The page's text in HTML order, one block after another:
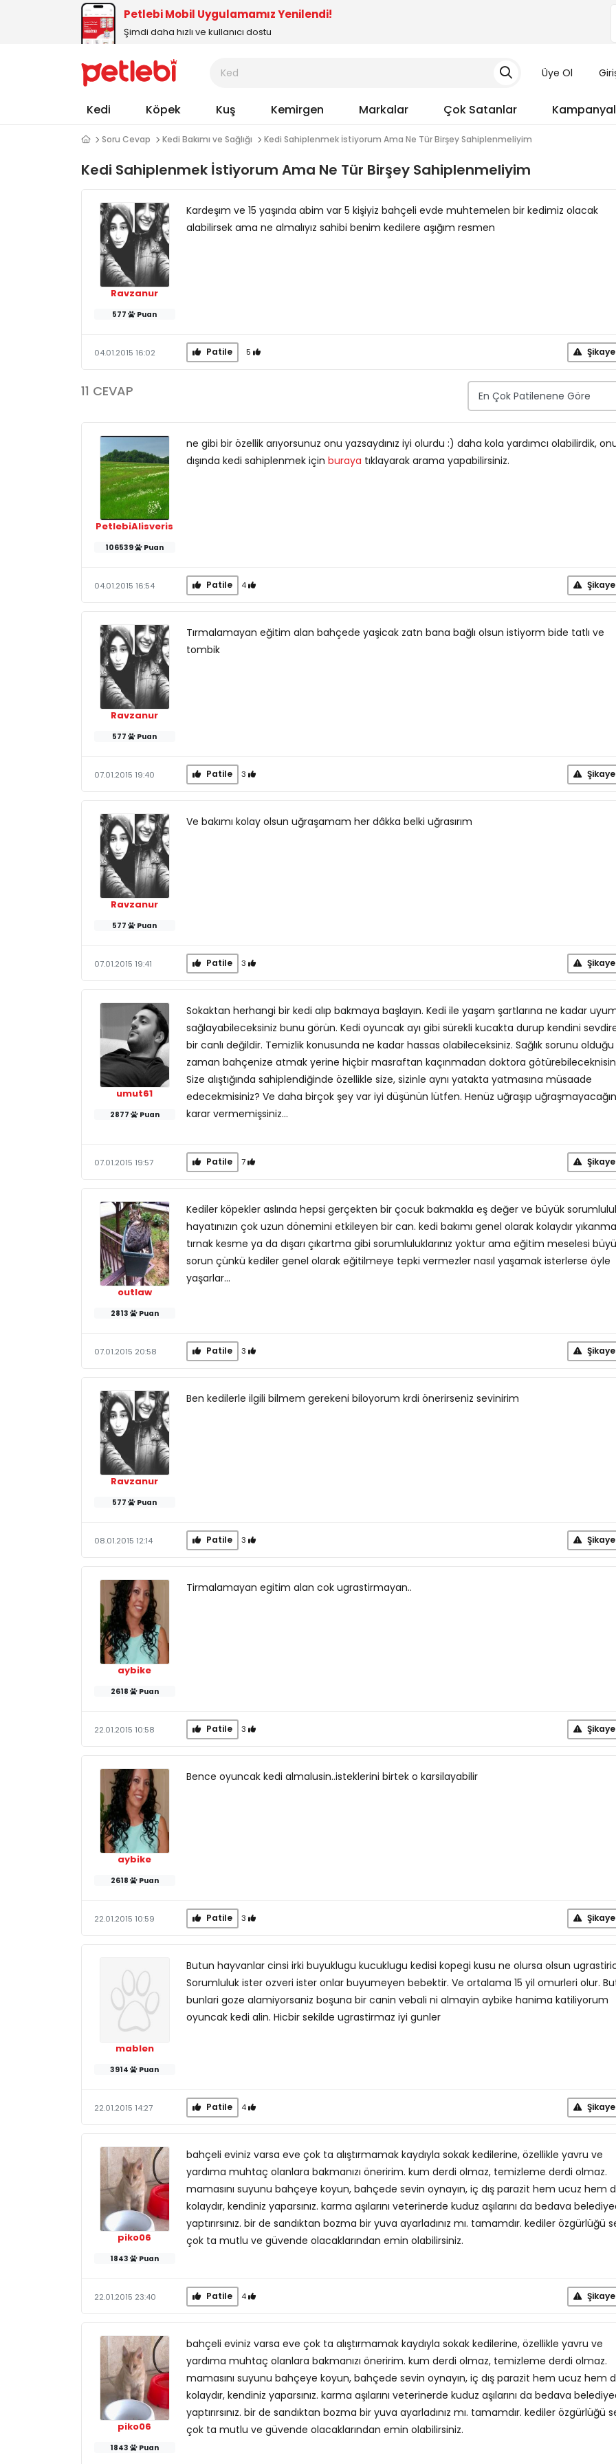
Petlebi Mobil Uygulamamız Yenilendi!
Şimdi daha hızlı ve kullanıcı dostu
Üye Ol
Kedi Köpek Kuş Kemirgen Markalar Çok Satanlar
Soru Cevap Kedi Bakımı ve Sağlığı Kedi Sahiplenmek İstiyorum Ama Ne Tür Birşey Sahiplenmeliyim
Kedi Sahiplenmek İstiyorum Ama Ne Tür Birşey Sahiplenmeliyim
Ravzanur
577 Puan
Kardeşım ve 15 yaşında abim var 5 kişiyiz bahçeli evde muhtemelen bir kedimiz olacak
alabilirsek ama ne almalıyız sahibi benim kedilere aşığım resmen
04.01.2015 16:02 Patile 5
11 CEVAP
PetlebiAlisveris
106539 Puan
ne gibi bir özellik arıyorsunuz onu yazsaydınız iyi olurdu :) daha kola yardımcı olabilirdik,
dışında kedi sahiplenmek için buraya tıklayarak arama yapabilirsiniz.
04.01.2015 16:54 Patile 4
Ravzanur
577 Puan
Tırmalamayan eğitim alan bahçede yaşicak zatn bana bağlı olsun istiyorm bide tatlı ve
tombik
07.01.2015 19:40 Patile 3
Ravzanur
577 Puan
Ve bakımı kolay olsun uğraşamam her dâkka belki uğrasırım
07.01.2015 19:41 Patile 3
umut61
2877 Puan
Sokaktan herhangi bir kedi alıp bakmaya başlayın. Kedi ile yaşam şartlarına ne kadar
sağlayabileceksiniz bunu görün. Kedi oyuncak ayı gibi sürekli kucakta durup kendini
bir canlı değildir. Temizlik konusunda ne kadar hassas olabileceksiniz. Sağlık sorunu olduğu
zaman bahçenize atmak yerine hiçbir masraftan kaçınmadan doktora
Size alıştığında sahiplendiğinde özellikle size, sizinle aynı yatakta yatmasına müsaade
edecekmisiniz? Ve daha birçok şey var iyi düşünün lütfen. Henüz uğraşıp
karar vermemişsiniz...
07.01.2015 19:57 Patile 7
outlaw
2813 Puan
Kediler köpekler aslında hepsi gerçekten bir çocuk bakmakla eş değer ve büyük
hayatınızın çok uzun dönemini etkileyen bir can. kedi bakımı genel olarak kolaydır
tırnak kesme ya da dışarı çıkartma gibi sorumluluklarınız yoktur ama eğitim meselesi
sorun çünkü kediler genel olarak eğitilmeye tepki vermezler nasıl yaşamak isterlerse öyle
yaşarlar...
07.01.2015 20:58 Patile 3
Ravzanur
577 Puan
Ben kedilerle ilgili bilmem gerekeni biloyorum krdi önerirseniz sevinirim
08.01.2015 12:14 Patile 3
aybike
2618 Puan
Tirmalamayan egitim alan cok ugrastirmayan..
22.01.2015 10:58 Patile 3
aybike
2618 Puan
Bence oyuncak kedi almalusin..isteklerini birtek o karsilayabilir
22.01.2015 10:59 Patile 3
mablen
3914 Puan
Butun hayvanlar cinsi irki buyuklugu kucuklugu kedisi kopegi kusu ne olursa olsun
Sorumluluk ister ozveri ister onlar buyumeyen bebektir. Ve ortalama 15 yil omurleri olur.
bunlari goze alamiyorsaniz boşuna bir canin vebali ni almayin aybike hanima katiliyorum
oyuncak kedi alin. Hicbir sekilde ugrastirmaz iyi gunler
22.01.2015 14:27 Patile 4
piko06
1843 Puan
bahçeli eviniz varsa eve çok ta alıştırmamak kaydıyla sokak kedilerine, özellikle yavru ve
yardıma muhtaç olanlara bakmanızı öneririm. kum derdi olmaz, temizleme derdi olmaz.
mamasını suyunu bahçeye koyun, bahçede sevin oynayın, iç dış parazit hem ucuz hem
kolaydır, kendiniz yaparsınız. karma aşılarını veterinerde kuduz aşılarını da bedava
yaptırırsınız. bir de sandıktan bozma bir yuva ayarladınız mı. tamamdır. kediler özgürlüğü
çok ta mutlu ve güvende olacaklarından emin olabilirsiniz.
22.01.2015 23:40 Patile 4
piko06
1843 Puan
bahçeli eviniz varsa eve çok ta alıştırmamak kaydıyla sokak kedilerine, özellikle yavru ve
yardıma muhtaç olanlara bakmanızı öneririm. kum derdi olmaz, temizleme derdi olmaz.
mamasını suyunu bahçeye koyun, bahçede sevin oynayın, iç dış parazit hem ucuz hem
kolaydır, kendiniz yaparsınız. karma aşılarını veterinerde kuduz aşılarını da bedava
yaptırırsınız. bir de sandıktan bozma bir yuva ayarladınız mı. tamamdır. kediler özgürlüğü
çok ta mutlu ve güvende olacaklarından emin olabilirsiniz.